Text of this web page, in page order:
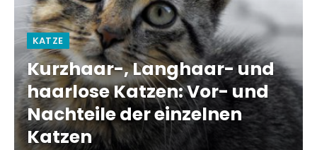
KATZE
Kurzhaar-, Langhaar- und
haarlose Katzen: Vor- und
Nachteile der einzelnen
Katzen